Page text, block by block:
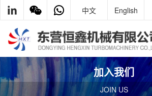
中文 English
加入我们
JOIN US